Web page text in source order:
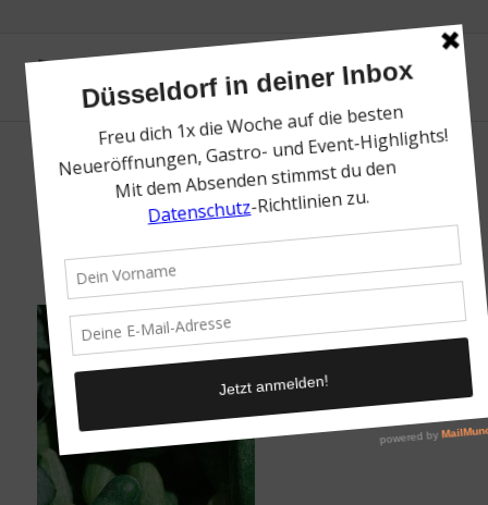
Top 10 Hofläden in Düsseldorf und Umland
| Mr. Düsseldorf | Topliste